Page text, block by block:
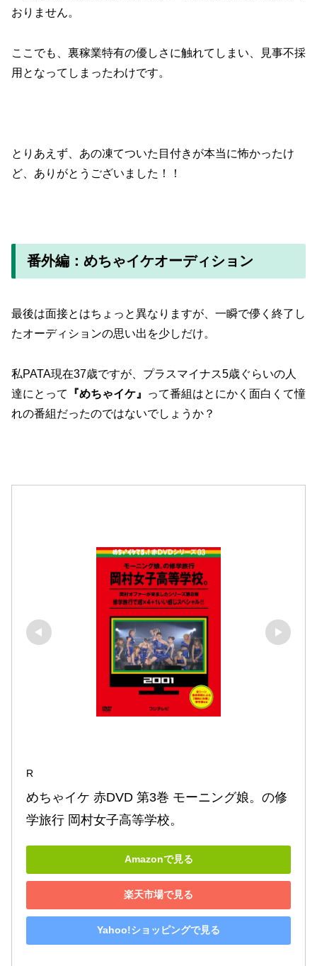
おりません。
ここでも、裏稼業特有の優しさに触れてしまい、見事不採
用となってしまったわけです。
とりあえず、あの凍てついた目付きが本当に怖かったけ
ど、ありがとうございました！！
番外編：めちゃイケオーディション
最後は面接とはちょっと異なりますが、一瞬で儚く終了し
たオーディションの思い出を少しだけ。
私PATA現在37歳ですが、プラスマイナス5歳ぐらいの人
達にとって
『めちゃイケ』
って番組はとにかく面白くて憧
れの番組だったのではないでしょうか？
R
めちゃイケ 赤DVD 第3巻 モーニング娘。の修
学旅行 岡村女子高等学校。
Amazonで見る
楽天市場で見る
Yahoo!ショッピングで見る